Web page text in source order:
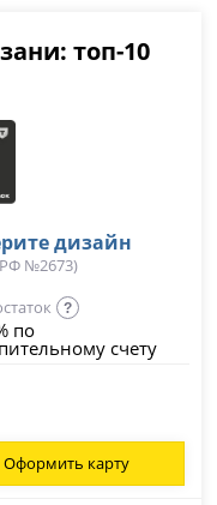
топ-10
дизайн
№2673)
?
по
счету
Оформить карту